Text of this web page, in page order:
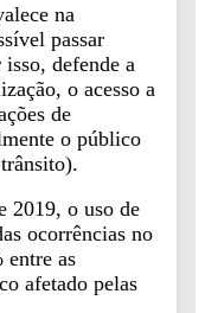
na
passar
defende a
o acesso a
de
o público
2019, o uso de
ocorrências no
entre as
afetado pelas